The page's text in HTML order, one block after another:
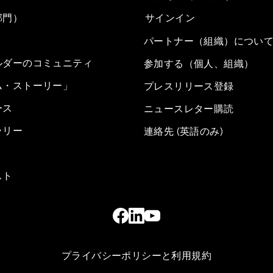
）
ーのコミュニティ
ストーリー」
リー
サインイン
パートナー（組織）につい
参加する（個人、組織）
プレスリリース登録
ニュースレター購読
連絡先 (英語のみ)
プライバシーポリシーと利用規約